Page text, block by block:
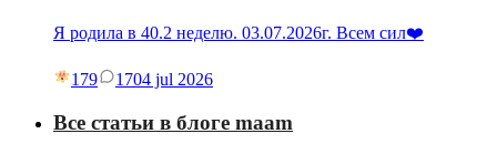
Я родила в 40.2 неделю. 03.07.2026г. Всем сил❤️
179 1704 jul 2026
Все статьи в блоге maam